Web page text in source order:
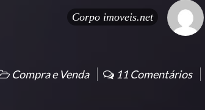
Corpo imoveis.net
Compra e Venda 11 Comentários